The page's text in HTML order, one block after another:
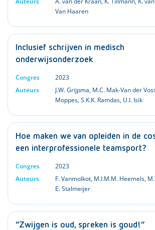
Van Haaren
Inclusief schrijven in medisch
onderwijsonderzoek
Congres
2023
Auteurs
J.W. Grijpma, M.C. Mak-Van der
Moppes,S.K.K. Ramdas, U.I. Isik
Hoe maken we van opleiden in de
een interprofessionele teamsport?
Congres
2023
Auteurs
F. Vanmolkot, M.I.M.M. Heemels,
E. Stalmeijer
“Zwijgen is oud, spreken is goud!”